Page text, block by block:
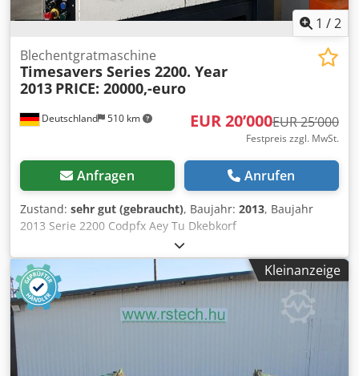
1 /2
Deutschland 510 km
Blechentgratmaschine
Timesavers Series 2200. Year
2013 PRICE: 20000,-euro
EUR 20’000EUR 25’000
Festpreis zzgl. MwSt.
Anfragen Anrufen
Zustand: sehr gut (gebraucht), Baujahr: 2013, Baujahr
2013 Serie 2200 Codpfx Aey Tu Dkebkorf
Kleinanzeige